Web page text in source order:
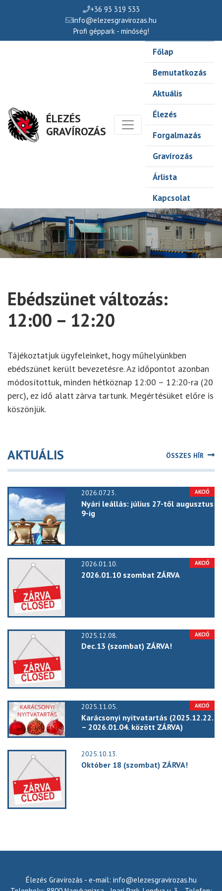
+36 93 319 533
info@elezesgravirozas.hu
Profi géppark - minőség!
ÉLEZÉS
GRAVÍROZÁS
Főlap
Bemutatkozás
Aktuális
Élezés
Forgalmazás
Gravírozás
Árlista
Kapcsolat
Ebédszünet változás:
12:00 – 12:20
Tájékoztatjuk ügyfeleinket, hogy műhelyünkben
ebédszünet került bevezetésre. Az időpontot azonban
módosítottuk, minden hétköznap 12:00 – 12:20-ra (20
perc), ez idő alatt zárva tartunk. Megértésüket előre is
köszönjük.
ÖSSZES HÍR
AKTUÁLIS
2026.07.23.
Nyári leállás: július 27-től augusztus
9-ig
2026.01.10.
2026.01.10 szombat ZÁRVA
2025.12.08.
Dec.13 (szombat) ZÁRVA!
2025.11.05.
Karácsonyi nyitvatartás (2025.12.22.
– 2026.01.04. között ZÁRVA)
2025.10.13.
Október 18 (szombat) ZÁRVA!
Élezés Gravírozás - e-mail: info@elezesgravirozas.hu